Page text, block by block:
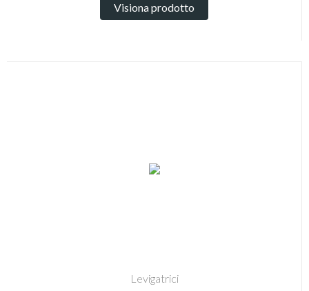
Visiona prodotto
Levigatrici